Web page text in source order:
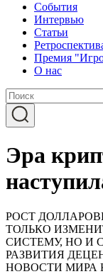
События
Интервью
Статьи
Премия
О нас
Эра
РОСТ
ТОЛЬКО
СИСТЕМУ, НО И
РАЗВИТИЯ
НОВОСТИ МИРА